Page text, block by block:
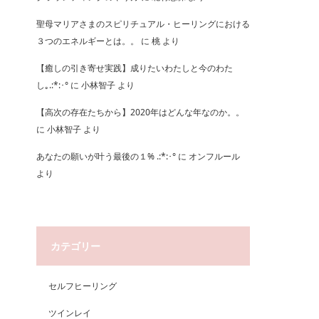
聖母マリアさまのスピリチュアル・ヒーリングにおける
３つのエネルギーとは。。
に 桃 より
【癒しの引き寄せ実践】成りたいわたしと今のわた
し｡.:*:･° に 小林智子 より
【高次の存在たちから】2020年はどんな年なのか。。
に 小林智子 より
あなたの願いが叶う最後の１% .:*:･° に オンフルール
より
カテゴリー
セルフヒーリング
ツインレイ